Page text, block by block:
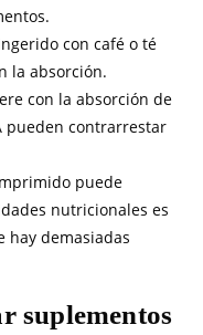
con café o té
la absorción.
con la absorción de
pueden contrarrestar
puede
nutricionales es
hay demasiadas
suplementos